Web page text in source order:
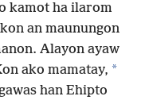
kamot ha ilarom
an maunungon
Alayon ayaw
ako mamatay, *
han Ehipto